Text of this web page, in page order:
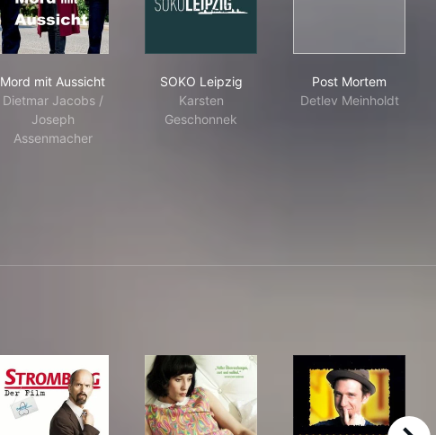
Mord mit Aussicht
Dietmar Jacobs /
Joseph
Assenmacher
SOKO Leipzig
Karsten
Geschonnek
Post Mortem
Detlev Meinholdt